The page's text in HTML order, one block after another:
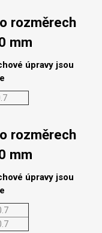
rozměrech
mm
úpravy jsou
rozměrech
mm
úpravy jsou